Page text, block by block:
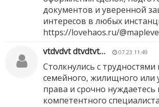
документов и уверенной
интересов в любых
https://lovehaos.ru/
vtdvdvt dtvdtvt…
07.23 11:49
Столкнулись с трудностями
семейного, жилищного или
права и срочно
компетентного